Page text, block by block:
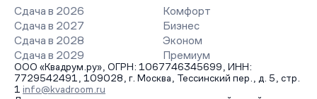
Сдача в 2026
Сдача в 2027
Сдача в 2028
Сдача в 2029
Комфорт
Бизнес
Эконом
Премиум
ООО «Квадрум.ру», ОГРН: 1067746345699, ИНН:
7729542491, 109028, г. Москва, Тессинский пер., д. 5, стр.
1 info@kvadroom.ru